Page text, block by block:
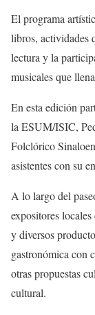
El programa
libros, actividades
lectura y la
musicales que
En esta edición
la ESUM/ISIC,
Folclórico
asistentes con su
A lo largo del
expositores
y diversos
gastronómica con
otras propuestas
cultural.